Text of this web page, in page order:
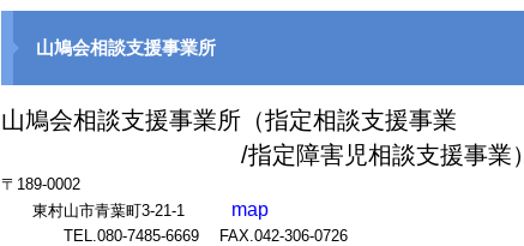
山鳩会相談支援事業所
山鳩会相談支援事業所（指定相談支援事業
/指定障害児相談支援事業）
〒189-0002
東村山市青葉町3-21-1 map
TEL.080-7485-6669 FAX.042-306-0726